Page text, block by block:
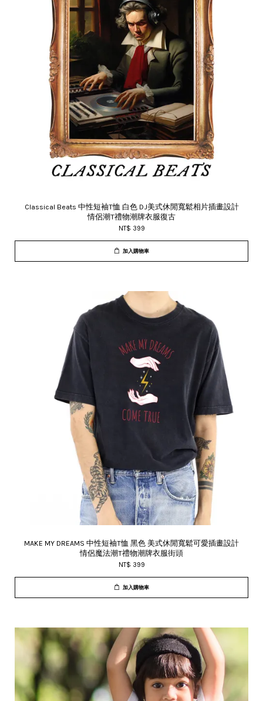
Classical Beats 中性短袖T恤 白色 DJ美式休閒寬鬆相片插畫設計
情侶潮T禮物潮牌衣服復古
NT$ 399
加入購物車
MAKE MY DREAMS 中性短袖T恤 黑色 美式休閒寬鬆可愛插畫設計
情侶魔法潮T禮物潮牌衣服街頭
NT$ 399
加入購物車